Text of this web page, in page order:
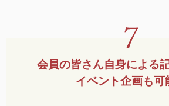
会員の皆さん自身による
イベント企画も可